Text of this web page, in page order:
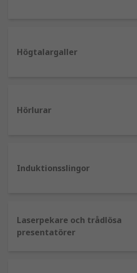
Högtalargaller
Hörlurar
Induktionsslingor
Laserpekare och trådlösa
presentatörer